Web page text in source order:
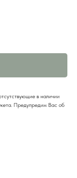
в наличии
Предупредим Вас об